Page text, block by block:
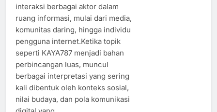
interaksi berbagai aktor dalam
ruang informasi, mulai dari media,
komunitas daring, hingga individu
pengguna internet.Ketika topik
seperti KAYA787 menjadi bahan
perbincangan luas, muncul
berbagai interpretasi yang sering
kali dibentuk oleh konteks sosial,
nilai budaya, dan pola komunikasi